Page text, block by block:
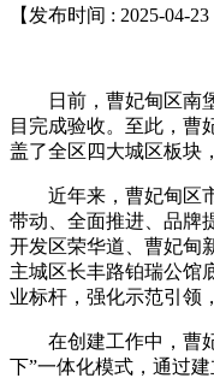
【发布时间 : 2025-04-
日前，曹妃甸区南堡
目完成验收。至此，曹
盖了全区四大城区板块
近年来，曹妃甸区市
带动、全面推进、品牌
开发区荣华道、曹妃甸
主城区长丰路铂瑞公馆
业标杆，强化示范引领
在创建工作中，曹妃
下”一体化模式，通过